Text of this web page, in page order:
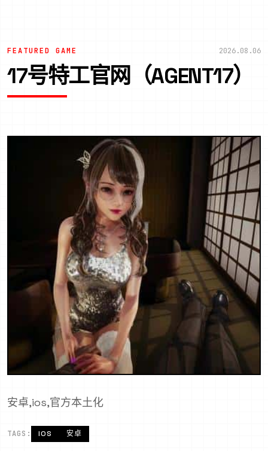
FEATURED GAME 2026.08.06
17号特工官网（AGENT17）
安卓,ios,官方本土化
TAGS: IOS 安卓